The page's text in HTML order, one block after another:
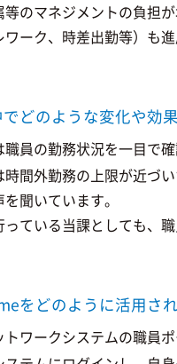
のマネジメントの負担が
ーク、時差出勤等）も
どのような変化や効
員の勤務状況を一目で
間外勤務の上限が近づ
聞いています。
ている当課としても、
をどのように活用さ
ワークシステムの職員